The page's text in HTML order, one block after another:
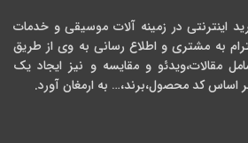
اینترنتی در زمینه آلات موسیقی و خدمات
به مشتری و اطلاع رسانی به وی از طریق
مقالات،ویدئو و مقایسه و نیز ایجاد یک
اساس کد محصول،برند،… به ارمغان آورد.